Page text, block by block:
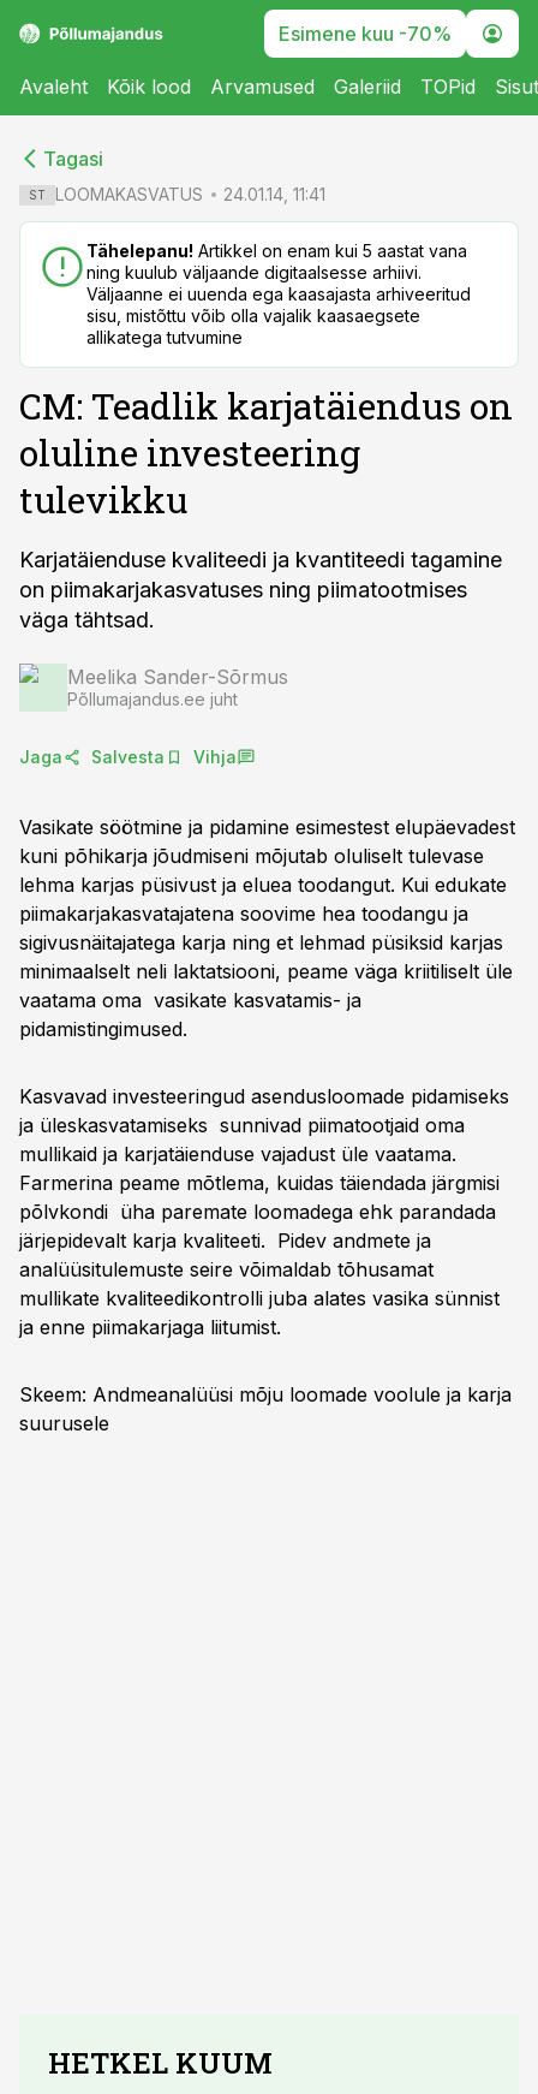
Esimene kuu -70%
Avaleht Kõik lood Arvamused Galeriid TOPid
Tagasi
ST LOOMAKASVATUS 24.01.14, 11:41
Tähelepanu! Artikkel on enam kui 5 aastat vana
ning kuulub väljaande digitaalsesse arhiivi.
Väljaanne ei uuenda ega kaasajasta arhiveeritud
sisu, mistõttu võib olla vajalik kaasaegsete
allikatega tutvumine
CM: Teadlik karjatäiendus on
oluline investeering
tulevikku
Karjatäienduse kvaliteedi ja kvantiteedi tagamine
on piimakarjakasvatuses ning piimatootmises
väga tähtsad.
Meelika Sander-Sõrmus
Põllumajandus.ee juht
Jaga Salvesta Vihja
Vasikate söötmine ja pidamine esimestest elupäevadest
kuni põhikarja jõudmiseni mõjutab oluliselt tulevase
lehma karjas püsivust ja eluea toodangut. Kui edukate
piimakarjakasvatajatena soovime hea toodangu ja
sigivusnäitajatega karja ning et lehmad püsiksid karjas
minimaalselt neli laktatsiooni, peame väga kriitiliselt üle
vaatama oma vasikate kasvatamis- ja
pidamistingimused.
Kasvavad investeeringud asendusloomade pidamiseks
ja üleskasvatamiseks sunnivad piimatootjaid oma
mullikaid ja karjatäienduse vajadust üle vaatama.
Farmerina peame mõtlema, kuidas täiendada järgmisi
põlvkondi üha paremate loomadega ehk parandada
järjepidevalt karja kvaliteeti. Pidev andmete ja
analüüsitulemuste seire võimaldab tõhusamat
mullikate kvaliteedikontrolli juba alates vasika sünnist
ja enne piimakarjaga liitumist.
Skeem: Andmeanalüüsi mõju loomade voolule ja karja
suurusele
HETKEL KUUM